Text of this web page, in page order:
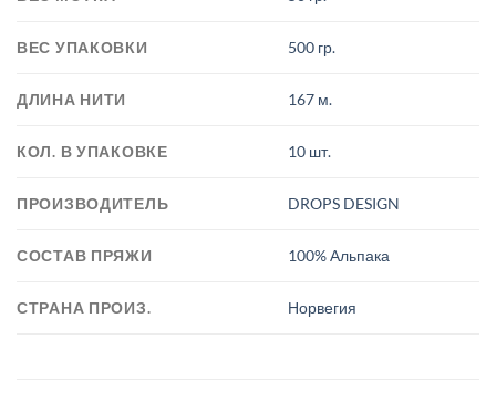
ВЕС УПАКОВКИ 500 гр.
ДЛИНА НИТИ 167 м.
КОЛ. В УПАКОВКЕ 10 шт.
ПРОИЗВОДИТЕЛЬ DROPS DESIGN
СОСТАВ ПРЯЖИ 100% Альпака
СТРАНА ПРОИЗ. Норвегия